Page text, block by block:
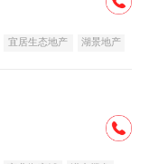
宜居生态地产
湖景地产